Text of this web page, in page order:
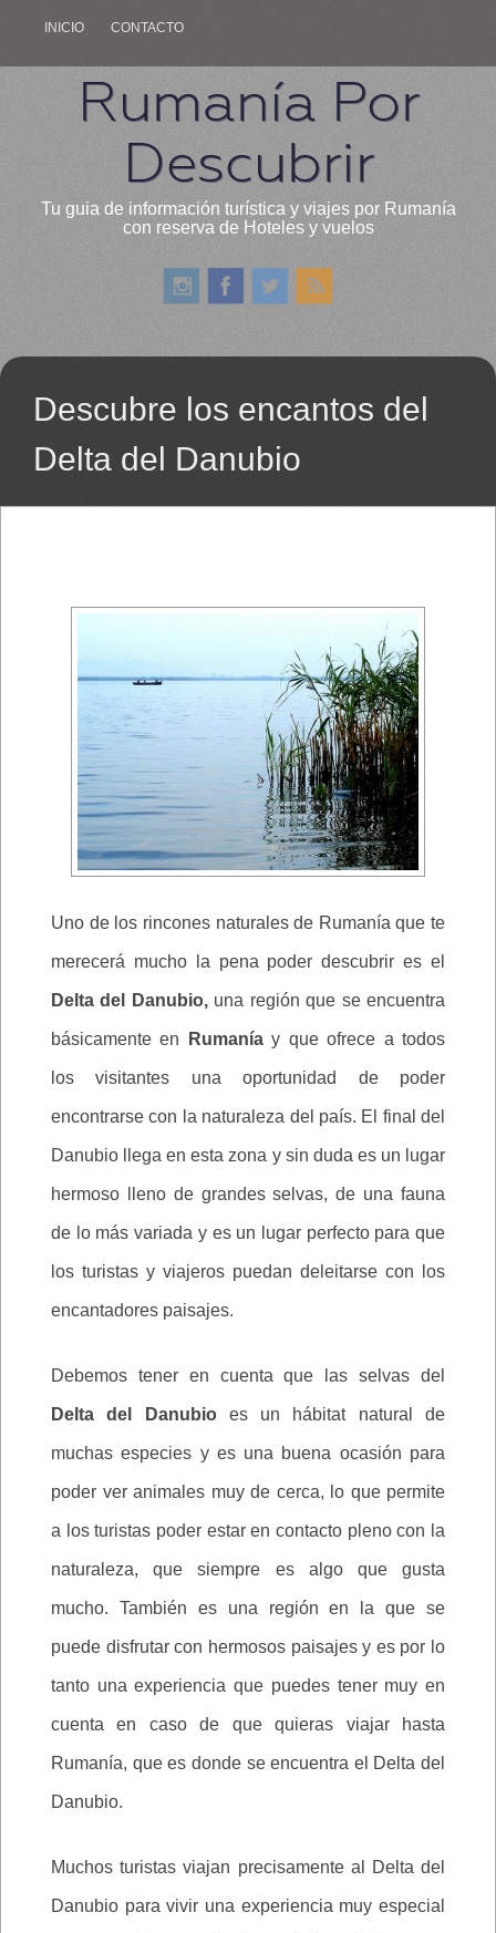
INICIO CONTACTO
Rumanía Por
Descubrir
Tu guia de información turística y viajes por Rumanía
con reserva de Hoteles y vuelos
Descubre los encantos del
Delta del Danubio
Uno de los rincones naturales de Rumanía que te
merecerá mucho la pena poder descubrir es el
Delta del Danubio,una región que se encuentra
básicamente en Rumaníay que ofrece a todos
los visitantes una oportunidad de poder
encontrarse con la naturaleza del país. El final del
Danubio llega en esta zona y sin duda es un lugar
hermoso lleno de grandes selvas, de una fauna
de lo más variada y es un lugar perfecto para que
los turistas y viajeros puedan deleitarse con los
encantadores paisajes.
Debemos tener en cuenta que las selvas del
Delta del Danubio es un hábitat natural de
muchas especies y es una buena ocasión para
poder ver animales muy de cerca, lo que permite
a los turistas poder estar en contacto pleno con la
naturaleza, que siempre es algo que gusta
mucho. También es una región en la que se
puede disfrutar con hermosos paisajes y es por lo
tanto una experiencia que puedes tener muy en
cuenta en caso de que quieras viajar hasta
Rumanía, que es donde se encuentra el Delta del
Danubio.
Muchos turistas viajan precisamente al Delta del
Danubio para vivir una experiencia muy especial